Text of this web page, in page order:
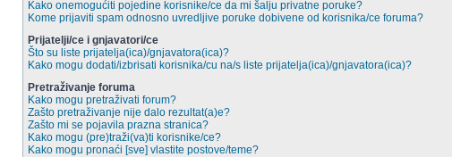
Kako onemogućiti pojedine korisnike/ce da mi šalju privatne poruke?
Kome prijaviti spam odnosno uvredljive poruke dobivene od korisnika/ce foruma?
Prijatelji/ce i gnjavatori/ce
Što su liste prijatelja(ica)/gnjavatora(ica)?
Kako mogu dodati/izbrisati korisnika/cu na/s liste prijatelja(ica)/gnjavatora(ica)?
Pretraživanje foruma
Kako mogu pretraživati forum?
Zašto pretraživanje nije dalo rezultat(a)e?
Zašto mi se pojavila prazna stranica?
Kako mogu (pre)traži(va)ti korisnike/ce?
Kako mogu pronaći [sve] vlastite postove/teme?